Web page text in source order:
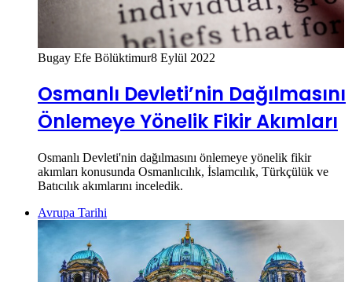
Bugay Efe Bölüktimur8 Eylül 2022
Osmanlı Devleti’nin Dağılmasını
Önlemeye Yönelik Fikir Akımları
Osmanlı Devleti'nin dağılmasını önlemeye yönelik fikir
akımları konusunda Osmanlıcılık, İslamcılık, Türkçülük ve
Batıcılık akımlarını inceledik.
Avrupa Tarihi